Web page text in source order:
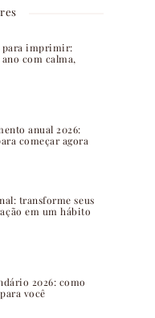
para imprimir:
com calma,
anual 2026:
começar agora
transforme seus
em um hábito
2026: como
você